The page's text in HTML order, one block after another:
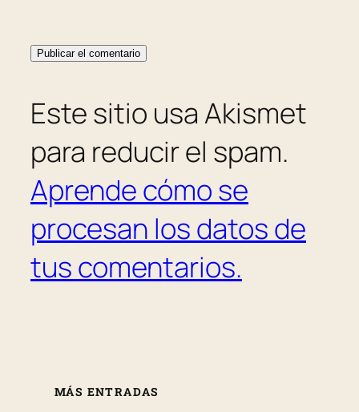
Este sitio usa Akismet
para reducir el spam.
Aprende cómo se
procesan los datos de
tus comentarios.
MÁS ENTRADAS